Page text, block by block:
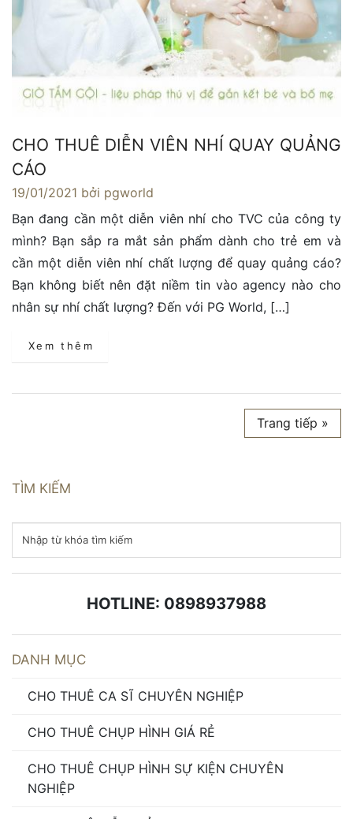
CHO THUÊ DIỄN VIÊN NHÍ QUAY QUẢNG
CÁO
19/01/2021 bởi pgworld
Bạn đang cần một diễn viên nhí cho TVC của công ty
mình? Bạn sắp ra mắt sản phẩm dành cho trẻ em và
cần một diễn viên nhí chất lượng để quay quảng cáo?
Bạn không biết nên đặt niềm tin vào agency nào cho
nhân sự nhí chất lượng? Đến với PG World, […]
Xem thêm
Trang tiếp »
TÌM KIẾM
HOTLINE: 0898937988
DANH MỤC
CHO THUÊ CA SĨ CHUYÊN NGHIỆP
CHO THUÊ CHỤP HÌNH GIÁ RẺ
CHO THUÊ CHỤP HÌNH SỰ KIỆN CHUYÊN
NGHIỆP